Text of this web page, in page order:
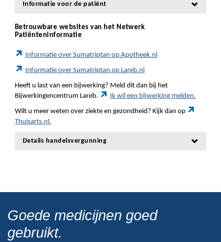
Informatie voor de patiënt
Betrouwbare websites van het Netwerk
Patiënteninformatie
Informatie over Sumatriptan op Apotheek.nl
Informatie over Sumatriptan op Lareb.nl
Heeft u last van een bijwerking? Meld dit dan bij het
Bijwerkingencentrum Lareb.
Ik wil een bijwerking melden.
Wilt u meer weten over ziekte en gezondheid? Kijk dan op
Thuisarts.nl.
Details handelsvergunning
Goede medicijnen goed
gebruikt.